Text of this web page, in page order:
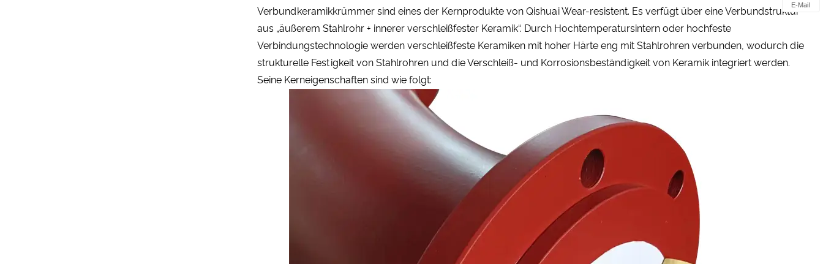
Verbundkeramikkrümmer sind eines der Kernprodukte von Qishuai Wear-resistent. Es verfügt über eine Verbundstruktur
aus „äußerem Stahlrohr + innerer verschleißfester Keramik“. Durch Hochtemperatursintern oder hochfeste
Verbindungstechnologie werden verschleißfeste Keramiken mit hoher Härte eng mit Stahlrohren verbunden, wodurch die
strukturelle Festigkeit von Stahlrohren und die Verschleiß- und Korrosionsbeständigkeit von Keramik integriert werden.
Seine Kerneigenschaften sind wie folgt:
E-Mail